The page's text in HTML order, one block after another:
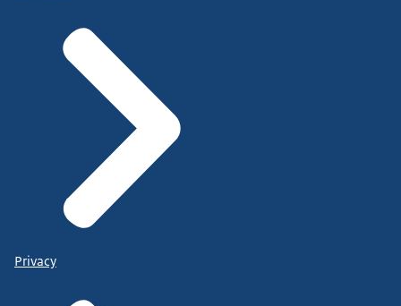
Privacy